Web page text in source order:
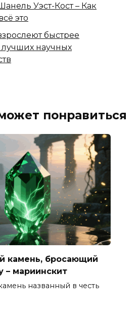
Уэст-Кост – Как
это
быстрее
научных
понравиться
камень, бросающий
– мариинскит
названный в честь